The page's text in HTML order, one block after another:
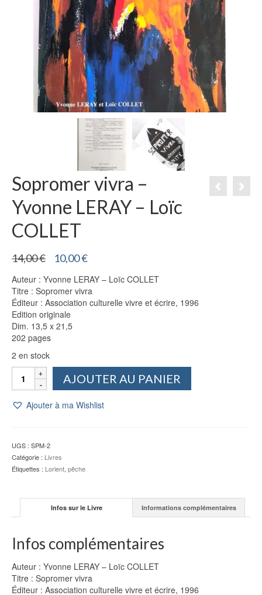
Sopromer vivra –
Yvonne LERAY – Loïc
COLLET
14,00€
Le
prix
initial
était :
14,00 €.
10,00€Le
actuel
est :
10,00 €.
Auteur : Yvonne LERAY – Loïc COLLET
Titre : Sopromer vivra
Éditeur : Association culturelle vivre et écrire, 1996
Edition originale
Dim. 13,5 x 21,5
202 pages
2 en stock
quantité
vivra
LERAY
-
Loïc
AJOUTER AU PANIER
Ajouter à ma Wishlist
UGS : SPM-2
Catégorie : Livres
Étiquettes : Lorient, pêche
Infos sur le Livre Informations complémentaires
Infos complémentaires
Auteur : Yvonne LERAY – Loïc COLLET
Titre : Sopromer vivra
Éditeur : Association culturelle vivre et écrire, 1996